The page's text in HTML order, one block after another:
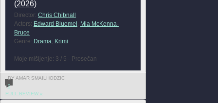
(2026)
Director: Chris Chibnall
Actors: Edward Bluemel, Mia McKenna-
Bruce
Genre: Drama, Krimi
Moje mišljenje: 3 / 5 - Prosečan
BY AMAR SMAILHODZIC
0
FULL REVIEW »